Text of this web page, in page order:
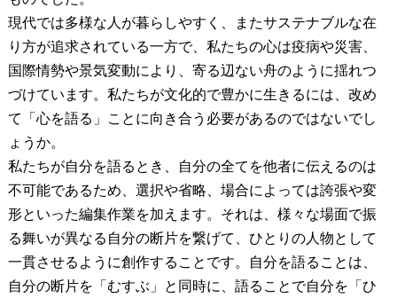
現代では多様な人が暮らしやすく、またサステナブルな在
り方が追求されている一方で、私たちの心は疫病や災害、
国際情勢や景気変動により、寄る辺ない舟のように揺れつ
づけています。私たちが文化的で豊かに生きるには、改め
て「心を語る」ことに向き合う必要があるのではないでし
ょうか。
私たちが自分を語るとき、自分の全てを他者に伝えるのは
不可能であるため、選択や省略、場合によっては誇張や変
形といった編集作業を加えます。それは、様々な場面で振
る舞いが異なる自分の断片を繋げて、ひとりの人物として
一貫させるように創作することです。自分を語ることは、
自分の断片を「むすぶ」と同時に、語ることで自分を「ひ